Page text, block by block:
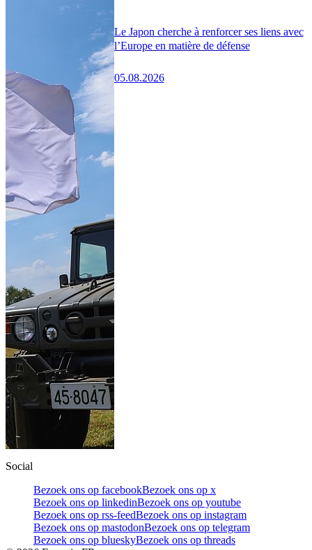
Le Japon cherche à renforcer ses liens avec
l’Europe en matière de défense
05.08.2026
Social
Bezoek ons op facebookBezoek ons op x
Bezoek ons op linkedinBezoek ons op youtube
Bezoek ons op rss-feedBezoek ons op instagram
Bezoek ons op mastodonBezoek ons op telegram
Bezoek ons op blueskyBezoek ons op threads